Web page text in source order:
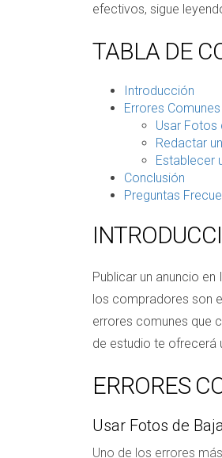
efectivos, sigue
TABLA DE
Introducción
Errores
Usar Fotos
Redactar
Establecer
Conclusión
Preguntas
Publicar un anuncio
los compradores son
errores comunes que
de estudio te ofrecerá
ERRORES
Usar Fotos de
Uno de los errores